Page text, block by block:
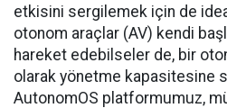
etkisini sergilemek için de
otonom araçlar (AV) kendi
hareket edebilseler de, bir
olarak yönetme kapasitesine
AutonomOS platformumuz,